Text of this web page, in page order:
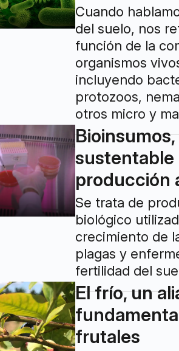
Cuando
del suelo, nos
función de la
organismos
incluyendo
protozoos,
otros micro y
sustentable
producción
Se trata de
biológico
crecimiento de
plagas y
fertilidad del
El frío, un
frutales